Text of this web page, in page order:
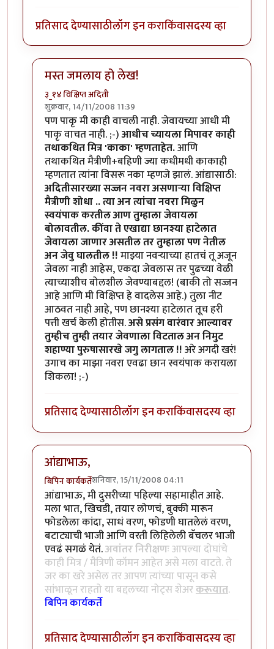
प्रतिसाद देण्यासाठीलॉग इन कराकिंवासदस्य व्हा
मस्त जमलाय हो लेख!
३_१४ विक्षिप्त अदिती
शुक्रवार, 14/11/2008 11:39
In reply toबिपिनकाकाbyआनंदयात्री
पण पाकृ मी काही वाचली नाही. जेवायच्या आधी मी
पाकृ वाचत नाही. ;-)आधीच च्यायला मिपावर काही
तथाकथित मित्र 'काका' म्हणताहेत.आणि
तथाकथित मैत्रीणी+बहिणी ज्या कधीमधी काकाही
म्हणतात त्यांना विसरू नका म्हणजे झालं. आंद्यासाठी:
अदितीसारख्या सज्जन नवरा असणार्‍या विक्षिप्त
मैत्रीणी शोधा .. त्या अन त्यांचा नवरा मिळुन
स्वयंपाक करतील आण तुम्हाला जेवायला
बोलावतील. कींवा ते एखाद्या छानश्या हाटेलात
जेवायला जाणार असतील तर तुम्हाला पण नेतील
अन जेवु घालतील !!माझ्या नवर्‍याच्या हातचं तू अजून
जेवला नाही आहेस, एकदा जेवलास तर पुढच्या वेळी
त्याच्याशीच बोलशील जेवण्याबद्दल! (बाकी तो सज्जन
आहे आणि मी विक्षिप्त हे वादलेस आहे.) तुला नीट
आठवत नाही आहे, पण छानश्या हाटेलात तूच हरी
पत्ती खर्च केली होतीस.असे प्रसंग वारंवार आल्यावर
तुम्हीच तुम्ही तयार जेवणाला विटताल अन निमुट
शहाण्या पुरुषासारखे जगु लागताल !!अरे अगदी खरं!
उगाच का माझा नवरा एवढा छान स्वयंपाक करायला
शिकला! ;-)
प्रतिसाद देण्यासाठीलॉग इन कराकिंवासदस्य व्हा
आंद्याभाऊ,
बिपिन कार्यकर्तेशनिवार, 15/11/2008 04:11
In reply toबिपिनकाकाbyआनंदयात्री
आंद्याभाऊ, मी दुसरीच्या पहिल्या सहामाहीत आहे.
मला भात, खिचडी, तयार लोणचं, बुक्की मारून
फोडलेला कांदा, साधं वरण, फोडणी घातलेलं वरण,
बटाट्याची भाजी आणि वरती लिहिलेली बॅचलर भाजी
एवढं सगळं येतं.अवांतर निरीक्षणःआपल्या दोघांचे
काही मित्र / मैत्रिणी कॉमन आहेत असे मला वाटते. ते
जर का खरे असेल तर आपण त्यांच्या पासून कसे
सांभाळून राहतो या बद्दलच्या नोट्स शेअरकरूयात.
बिपिन कार्यकर्ते
प्रतिसाद देण्यासाठीलॉग इन कराकिंवासदस्य व्हा